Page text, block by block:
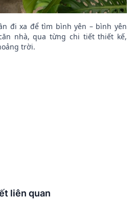
đi xa để tìm bình yên – bình yên
nhà, qua từng chi tiết thiết kế,
trời.
liên quan